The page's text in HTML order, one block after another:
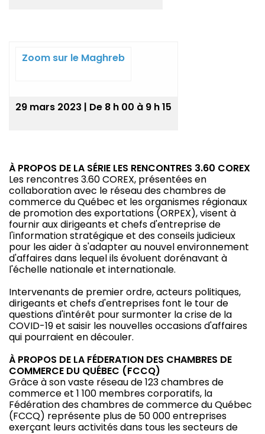
Zoom sur le Maghreb
29 mars 2023 | De 8 h 00 à 9 h 15
À PROPOS DE LA SÉRIE LES RENCONTRES 3.60 COREX
Les rencontres 3.60 COREX, présentées en
collaboration avec le réseau des chambres de
commerce du Québec et les organismes régionaux
de promotion des exportations (ORPEX), visent à
fournir aux dirigeants et chefs d'entreprise de
l'information stratégique et des conseils judicieux
pour les aider à s'adapter au nouvel environnement
d'affaires dans lequel ils évoluent dorénavant à
l'échelle nationale et internationale.
Intervenants de premier ordre, acteurs politiques,
dirigeants et chefs d'entreprises font le tour de
questions d'intérêt pour surmonter la crise de la
COVID-19 et saisir les nouvelles occasions d'affaires
qui pourraient en découler.
À PROPOS DE LA FÉDERATION DES CHAMBRES DE
COMMERCE DU QUÉBEC (FCCQ)
Grâce à son vaste réseau de 123 chambres de
commerce et 1 100 membres corporatifs, la
Fédération des chambres de commerce du Québec
(FCCQ) représente plus de 50 000 entreprises
exerçant leurs activités dans tous les secteurs de